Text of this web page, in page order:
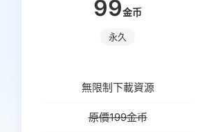
99金币
永久
無限制下載資源
原價199金币